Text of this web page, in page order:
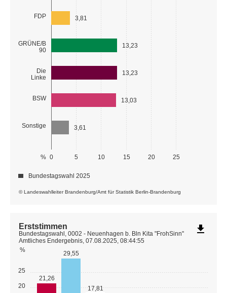
FDP
GRÜNE/B
90
Die
Linke
BSW
Sonstige
0 5 10 15 20 25
%
3,81
13,23
13,23
13,03
3,61
© Landeswahlleiter Brandenburg/Amt für Statistik Berlin-Brandenburg
Bundestagswahl 2025
20
25
%
21,26
29,55
17,81
Erststimmen
Bundestagswahl, 0002 - Neuenhagen b. Bln Kita "FrohSinn"
Amtliches Endergebnis, 07.08.2025, 08:44:55
file_download